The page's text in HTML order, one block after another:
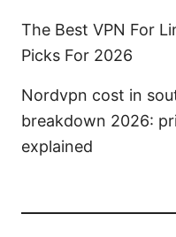
The Best VPN For
Picks For 2026
Nordvpn cost in
breakdown 2026:
explained